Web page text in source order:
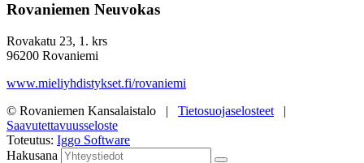
Rovaniemen Neuvokas
Rovakatu 23, 1. krs
96200 Rovaniemi
www.mieliyhdistykset.fi/rovaniemi
© Rovaniemen Kansalaistalo | Tietosuojaselosteet |
Saavutettavuusseloste
Toteutus: Iggo Software
Hakusana